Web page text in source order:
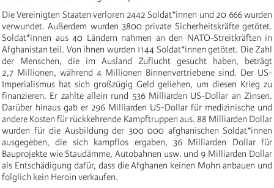
Die Vereinigten Staaten verloren 2442 Soldat*innen und 20 666 wurden
verwundet. Außerdem wurden 3800 private Sicherheitskräfte getötet.
Soldat*innen aus 40 Ländern nahmen an den NATO-Streitkräften in
Afghanistan teil. Von ihnen wurden 1144 Soldat*innen getötet. Die Zahl
der Menschen, die im Ausland Zuflucht gesucht haben, beträgt
2,7 Millionen, während 4 Millionen Binnenvertriebene sind. Der US-
Imperialismus hat sich großzügig Geld geliehen, um diesen Krieg zu
finanzieren. Er zahlte allein rund 536 Milliarden US-Dollar an Zinsen.
Darüber hinaus gab er 296 Milliarden US-Dollar für medizinische und
andere Kosten für rückkehrende Kampftruppen aus. 88 Milliarden Dollar
wurden für die Ausbildung der 300 000 afghanischen Soldat*innen
ausgegeben, die sich kampflos ergaben, 36 Milliarden Dollar für
Bauprojekte wie Staudämme, Autobahnen usw. und 9 Milliarden Dollar
als Entschädigung dafür, dass die Afghanen keinen Mohn anbauen und
folglich kein Heroin verkaufen.